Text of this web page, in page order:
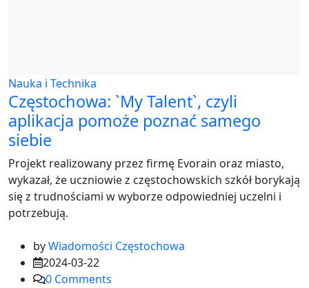
Nauka i Technika
Częstochowa: `My Talent`, czyli
aplikacja pomoże poznać samego
siebie
Projekt realizowany przez firmę Evorain oraz miasto,
wykazał, że uczniowie z częstochowskich szkół borykają
się z trudnościami w wyborze odpowiedniej uczelni i
potrzebują.
byWiadomości Częstochowa
2024-03-22
0 Comments